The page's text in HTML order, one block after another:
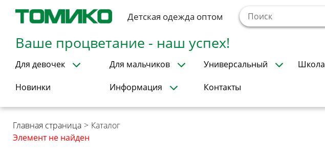
Детская одежда оптом
Ваше процветание - наш успех!
Для девочек Для мальчиков Универсальный Школа
Новинки Информация Контакты
Главная страница > Каталог
Элемент не найден